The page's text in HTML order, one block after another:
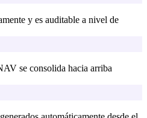
y es auditable a nivel de
se consolida hacia arriba